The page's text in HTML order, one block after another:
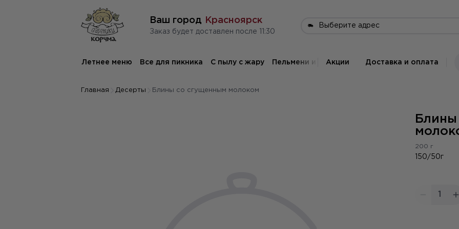
Ваш город Красноярск
заказ будет доставлен после 11:30
Выберите адрес
Летнее меню Все для пикника С пылу с жару Пельмени и вареники Драники Горячие
Акции Доставка и оплата
Главная Десерты Блины со сгущенным молоком
200 г
150/50г
1